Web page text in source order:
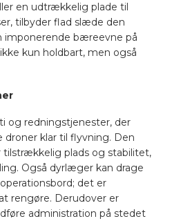
en udtrækkelig plade til
tilbyder flad slæde den
imponerende bæreevne på
kun holdbart, men også
og redningstjenester, der
klar til flyvning. Den
plads og stabilitet,
Også dyrlæger kan drage
det er
rengøre. Derudover er
administration på stedet